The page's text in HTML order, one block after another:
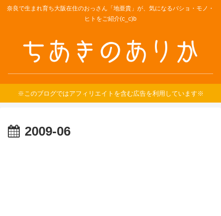
奈良で生まれ育ち大阪在住のおっさん「地亜貴」が、気になるバショ・モノ・
ヒトをご紹介(c_c)b
※このブログではアフィリエイトを含む広告を利用しています※
2009-06